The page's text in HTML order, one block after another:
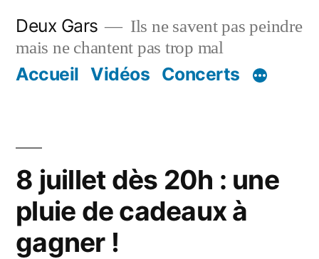
contenu
Deux Gars
Ils ne savent pas peindre
mais ne chantent pas trop mal
Accueil Vidéos Concerts
8 juillet dès 20h : une
pluie de cadeaux à
gagner !